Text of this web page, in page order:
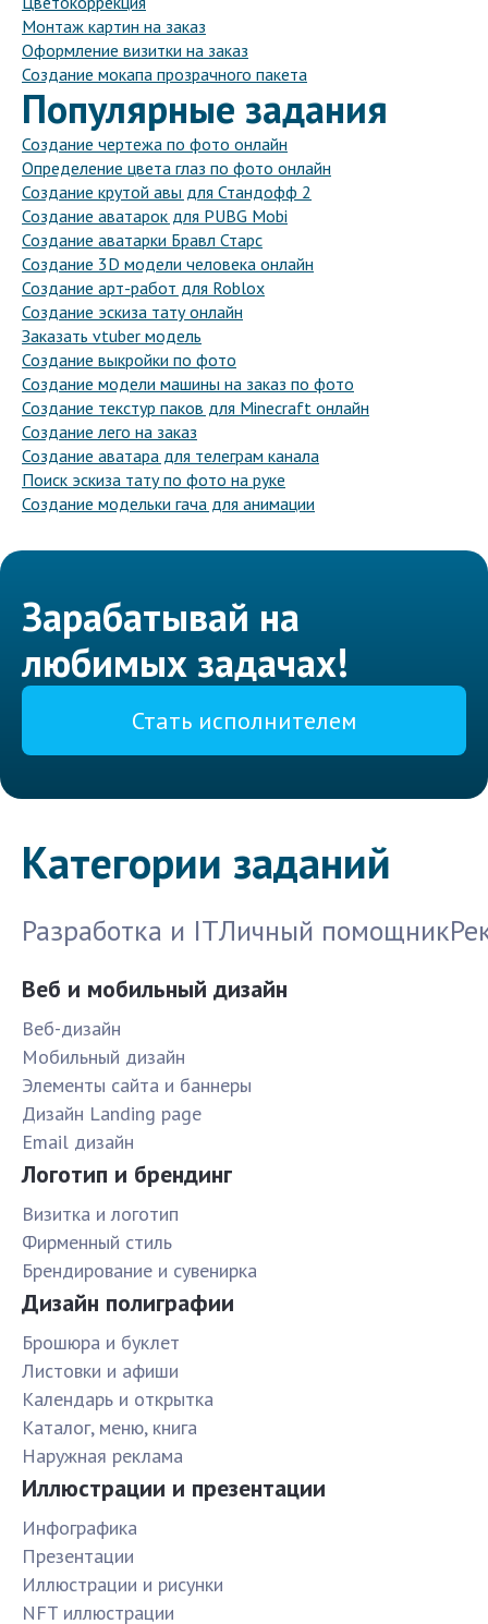
Монтаж картин на заказ
Оформление визитки на заказ
Создание мокапа прозрачного пакета
Популярные задания
Создание чертежа по фото онлайн
Определение цвета глаз по фото онлайн
Создание крутой авы для Стандофф 2
Создание аватарок для PUBG Mobi
Создание аватарки Бравл Старс
Создание 3D модели человека онлайн
Создание арт-работ для Roblox
Создание эскиза тату онлайн
Заказать vtuber модель
Создание выкройки по фото
Создание модели машины на заказ по фото
Создание текстур паков для Minecraft онлайн
Создание лего на заказ
Создание аватара для телеграм канала
Поиск эскиза тату по фото на руке
Создание модельки гача для анимации
Зарабатывай на
любимых задачах!
Стать исполнителем
Категории заданий
Разработка и ITЛичный помощник
Веб и мобильный дизайн
Веб-дизайн
Мобильный дизайн
Элементы сайта и баннеры
Дизайн Landing page
Email дизайн
Логотип и брендинг
Визитка и логотип
Фирменный стиль
Брендирование и сувенирка
Дизайн полиграфии
Брошюра и буклет
Листовки и афиши
Календарь и открытка
Каталог, меню, книга
Наружная реклама
Иллюстрации и презентации
Инфографика
Презентации
Иллюстрации и рисунки
NFT иллюстрации